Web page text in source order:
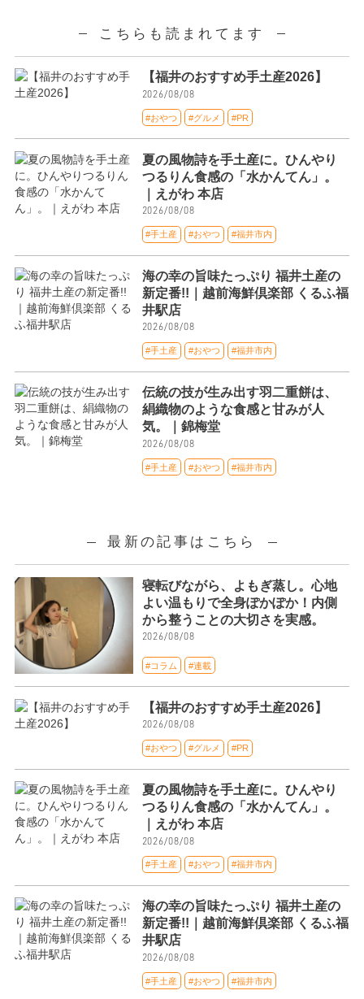
こちらも読まれてます
【福井のおすすめ手土産2026】
2026/08/08
#おやつ #グルメ #PR
夏の風物詩を手土産に。ひんやり
つるりん食感の「水かんてん」。
｜えがわ 本店
2026/08/08
#手土産 #おやつ #福井市内
海の幸の旨味たっぷり 福井土産の
新定番!!｜越前海鮮倶楽部 くるふ福
井駅店
2026/08/08
#手土産 #おやつ #福井市内
伝統の技が生み出す羽二重餅は、
絹織物のような食感と甘みが人
気。｜錦梅堂
2026/08/08
#手土産 #おやつ #福井市内
最新の記事はこちら
寝転びながら、よもぎ蒸し。心地
よい温もりで全身ぽかぽか！内側
から整うことの大切さを実感。
2026/08/08
#コラム #連載
【福井のおすすめ手土産2026】
2026/08/08
#おやつ #グルメ #PR
夏の風物詩を手土産に。ひんやり
つるりん食感の「水かんてん」。
｜えがわ 本店
2026/08/08
#手土産 #おやつ #福井市内
海の幸の旨味たっぷり 福井土産の
新定番!!｜越前海鮮倶楽部 くるふ福
井駅店
2026/08/08
#手土産 #おやつ #福井市内